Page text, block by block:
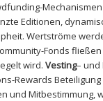
Editionen,
‍Wertströme
Fonds fließen
wird. Vesting– und
Rewards
und Mitbestimmung,